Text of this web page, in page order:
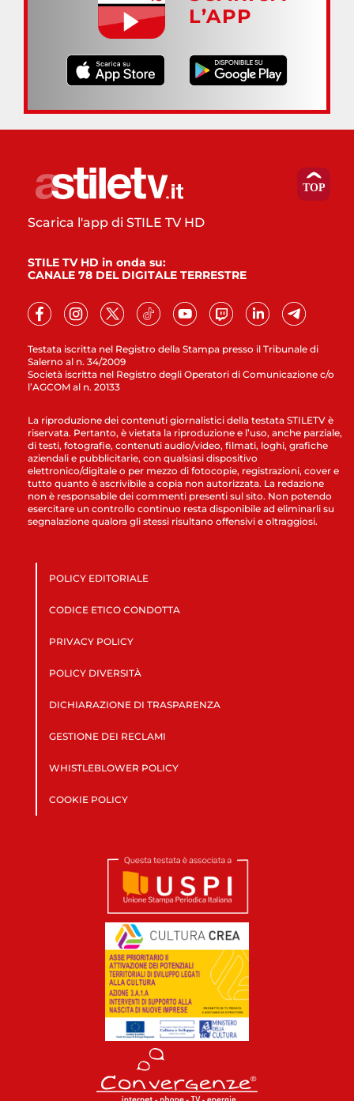
L’APP
Testata iscritta nel Registro della Stampa presso il Tribunale di
Salerno al n. 34/2009
Società iscritta nel Registro degli Operatori di Comunicazione c/o
l’AGCOM al n. 20133
Scarica l'app di STILE TV HD
STILE TV HD in onda su:
CANALE 78 DEL DIGITALE TERRESTRE
La riproduzione dei contenuti giornalistici della testata STILETV è
riservata. Pertanto, è vietata la riproduzione e l’uso, anche parziale,
di testi, fotografie, contenuti audio/video, filmati, loghi, grafiche
aziendali e pubblicitarie, con qualsiasi dispositivo
elettronico/digitale o per mezzo di fotocopie, registrazioni, cover e
tutto quanto è ascrivibile a copia non autorizzata. La redazione
non è responsabile dei commenti presenti sul sito. Non potendo
esercitare un controllo continuo resta disponibile ad eliminarli su
segnalazione qualora gli stessi risultano offensivi e oltraggiosi.
POLICY EDITORIALE
CODICE ETICO CONDOTTA
PRIVACY POLICY
POLICY DIVERSITÀ
DICHIARAZIONE DI TRASPARENZA
GESTIONE DEI RECLAMI
WHISTLEBLOWER POLICY
COOKIE POLICY